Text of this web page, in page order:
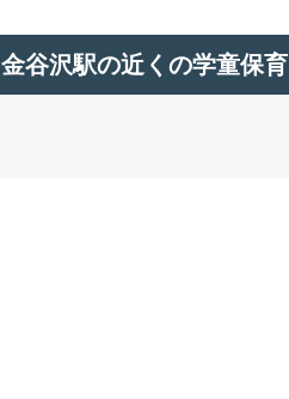
金谷沢駅の近くの学童保育